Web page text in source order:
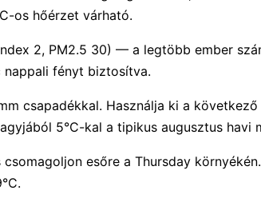
os hőérzet várható.
2, PM2.5 30) — a legtöbb ember
nappali fényt biztosítva.
csapadékkal. Használja ki a
5°C-kal a tipikus augusztus havi
esőre a Thursday